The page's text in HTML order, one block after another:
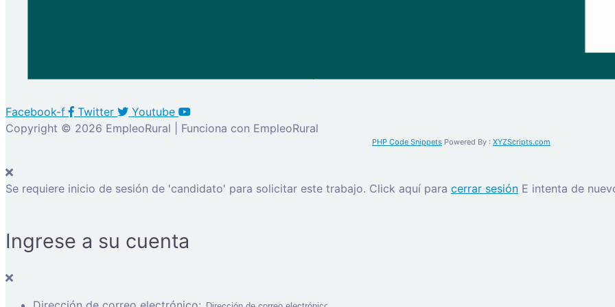
Facebook-f Twitter
Youtube
Copyright © 2026 EmpleoRural | Funciona con EmpleoRural
PHP Code Snippets Powered By : XYZScripts.com
Se requiere inicio de sesión de 'candidato' para solicitar este trabajo. Click aquí para cerrar sesión E intenta de
Ingrese a su cuenta